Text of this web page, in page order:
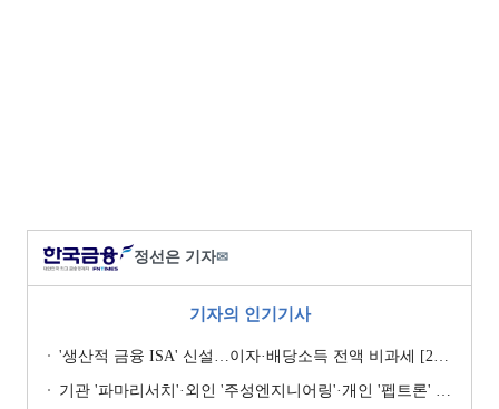
정선은 기자✉
기자의 인기기사
'생산적 금융 ISA' 신설…이자·배당소득 전액 비과세 [2026 세제개편안]
기관 '파마리서치'·외인 '주성엔지니어링'·개인 '펩트론' 1위 [주간 코스닥 순매수- 2026년 7월27일~7월31일]